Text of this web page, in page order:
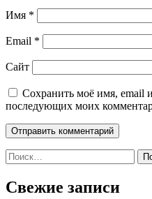
Имя *
Email *
Сайт
Сохранить моё имя, email
последующих моих
Найти:
Свежие записи